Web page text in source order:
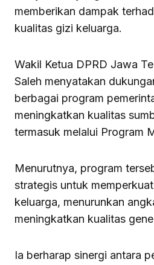
memberikan dampak
kualitas gizi keluarga.
Wakil Ketua DPRD Jawa
Saleh menyatakan
berbagai program
meningkatkan kualitas
termasuk melalui Program
Menurutnya, program
strategis untuk
keluarga, menurunkan
meningkatkan kualitas
Ia berharap sinergi antara